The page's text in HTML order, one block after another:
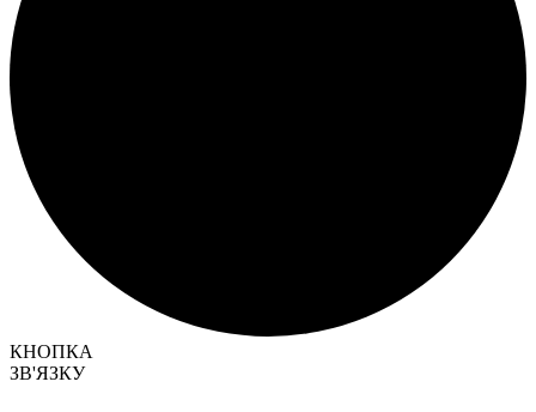
КНОПКА
ЗВ'ЯЗКУ